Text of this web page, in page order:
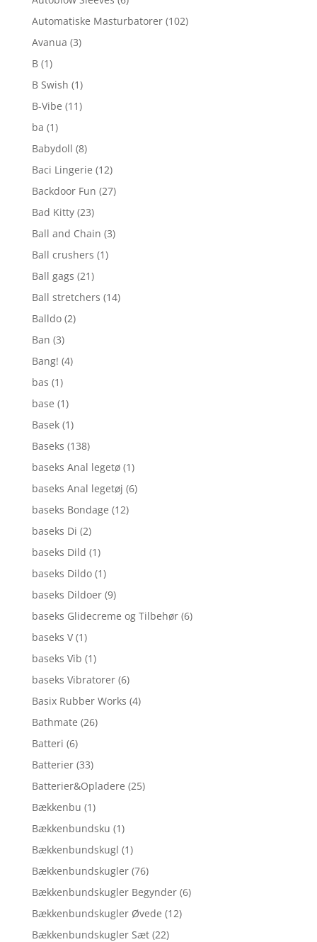
Automatiske Masturbatorer (102)
Avanua (3)
B (1)
B Swish (1)
B-Vibe (11)
ba (1)
Babydoll (8)
Baci Lingerie (12)
Backdoor Fun (27)
Bad Kitty (23)
Ball and Chain (3)
Ball crushers (1)
Ball gags (21)
Ball stretchers (14)
Balldo (2)
Ban (3)
Bang! (4)
bas (1)
base (1)
Basek (1)
Baseks (138)
baseks Anal legetø (1)
baseks Anal legetøj (6)
baseks Bondage (12)
baseks Di (2)
baseks Dild (1)
baseks Dildo (1)
baseks Dildoer (9)
baseks Glidecreme og Tilbehør (6)
baseks V (1)
baseks Vib (1)
baseks Vibratorer (6)
Basix Rubber Works (4)
Bathmate (26)
Batteri (6)
Batterier (33)
Batterier&Opladere (25)
Bækkenbu (1)
Bækkenbundsku (1)
Bækkenbundskugl (1)
Bækkenbundskugler (76)
Bækkenbundskugler Begynder (6)
Bækkenbundskugler Øvede (12)
Bækkenbundskugler Sæt (22)